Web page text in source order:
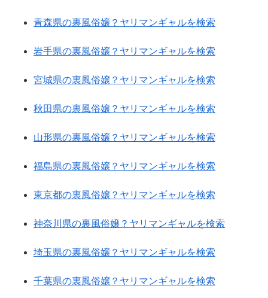
青森県の裏風俗嬢？ヤリマンギャルを検索
岩手県の裏風俗嬢？ヤリマンギャルを検索
宮城県の裏風俗嬢？ヤリマンギャルを検索
秋田県の裏風俗嬢？ヤリマンギャルを検索
山形県の裏風俗嬢？ヤリマンギャルを検索
福島県の裏風俗嬢？ヤリマンギャルを検索
東京都の裏風俗嬢？ヤリマンギャルを検索
神奈川県の裏風俗嬢？ヤリマンギャルを検索
埼玉県の裏風俗嬢？ヤリマンギャルを検索
千葉県の裏風俗嬢？ヤリマンギャルを検索